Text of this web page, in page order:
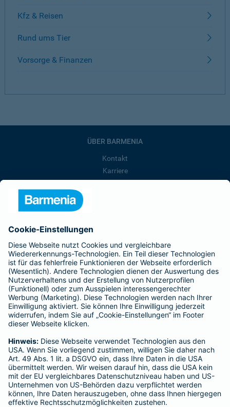
Kfz & Reisen
Rund ums Tier
Vorsorge & Finanzen
ÜBER BARMENIA
Kontakt
Karriere
Barmenia ist Teil der BarmeniaGothaer
BELIEBTE SEITEN
Kranken-Zusatzversicherung
Tierversicherungen
Haftpflichtversicherung
Hausratversicherung
Adresse ändern
Schaden melden
Kilometerstandsmeldung
Serviceübersicht